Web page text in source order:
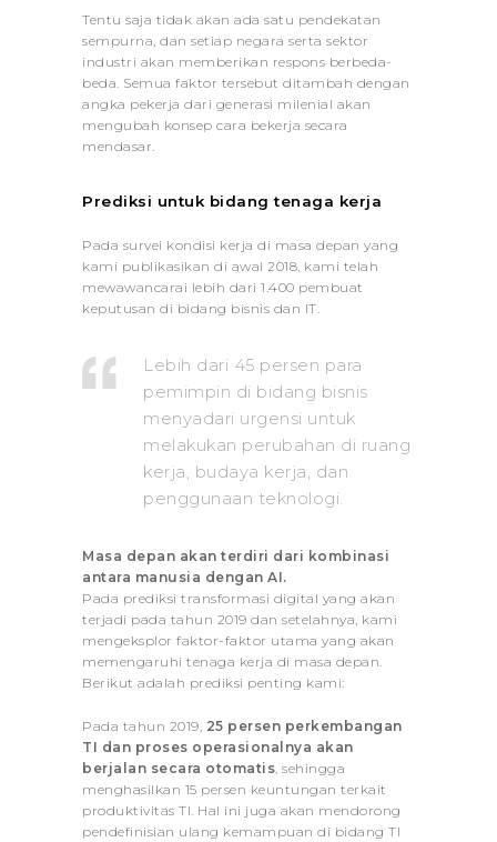
Tentu saja tidak akan ada satu pendekatan
sempurna, dan setiap negara serta sektor
industri akan memberikan respons berbeda-
beda. Semua faktor tersebut ditambah dengan
angka pekerja dari generasi milenial akan
mengubah konsep cara bekerja secara
mendasar.
Prediksi untuk bidang tenaga kerja
Pada survei kondisi kerja di masa depan yang
kami publikasikan di awal 2018, kami telah
mewawancarai lebih dari 1.400 pembuat
keputusan di bidang bisnis dan IT.
Lebih dari 45 persen para
pemimpin di bidang bisnis
menyadari urgensi untuk
melakukan perubahan di ruang
kerja, budaya kerja, dan
penggunaan teknologi.
Masa depan akan terdiri dari kombinasi
antara manusia dengan AI.
Pada prediksi transformasi digital yang akan
terjadi pada tahun 2019 dan setelahnya, kami
mengeksplor faktor-faktor utama yang akan
memengaruhi tenaga kerja di masa depan.
Berikut adalah prediksi penting kami:
Pada tahun 2019, 25 persen perkembangan
TI dan proses operasionalnya akan
berjalan secara otomatis , sehingga
menghasilkan 15 persen keuntungan terkait
produktivitas TI. Hal ini juga akan mendorong
pendefinisian ulang kemampuan di bidang TI